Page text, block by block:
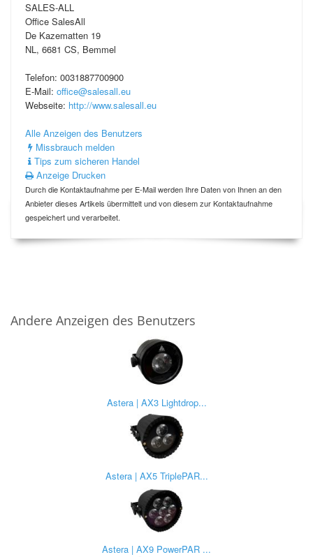
SALES-ALL
Office SalesAll
De Kazematten 19
NL, 6681 CS, Bemmel
Telefon: 0031887700900
E-Mail: office@salesall.eu
Webseite: http://www.salesall.eu
Alle Anzeigen des Benutzers
Missbrauch melden
Tips zum sicheren Handel
Anzeige Drucken
Durch die Kontaktaufnahme per E-Mail werden Ihre Daten von Ihnen an den
Anbieter dieses Artikels übermittelt und von diesem zur Kontaktaufnahme
gespeichert und verarbeitet.
Andere Anzeigen des Benutzers
Astera | AX3 Lightdrop...
Astera | AX5 TriplePAR...
Astera | AX9 PowerPAR ...